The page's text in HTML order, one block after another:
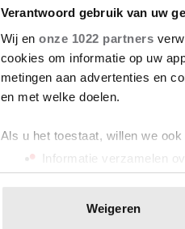
Verantwoord gebruik van uw
Wij en onze 1022 partners
cookies om informatie op uw
metingen aan advertenties en
en met welke doelen.
Als u het toestaat, willen we ook
Informatie verzamelen
Uw apparaat
toestemming op elk moment
Weigeren